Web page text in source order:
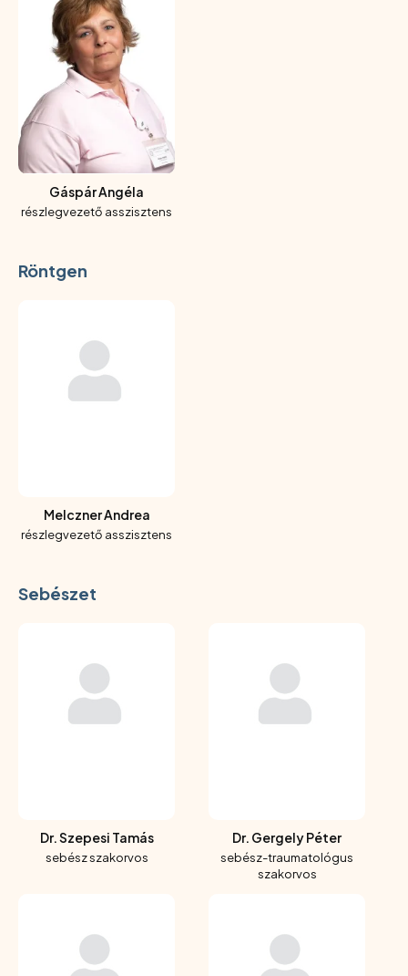
Gáspár Angéla
részlegvezető asszisztens
Röntgen
Melczner Andrea
részlegvezető asszisztens
Sebészet
Dr. Szepesi Tamás
sebész szakorvos
Dr. Gergely Péter
sebész-traumatológus
szakorvos